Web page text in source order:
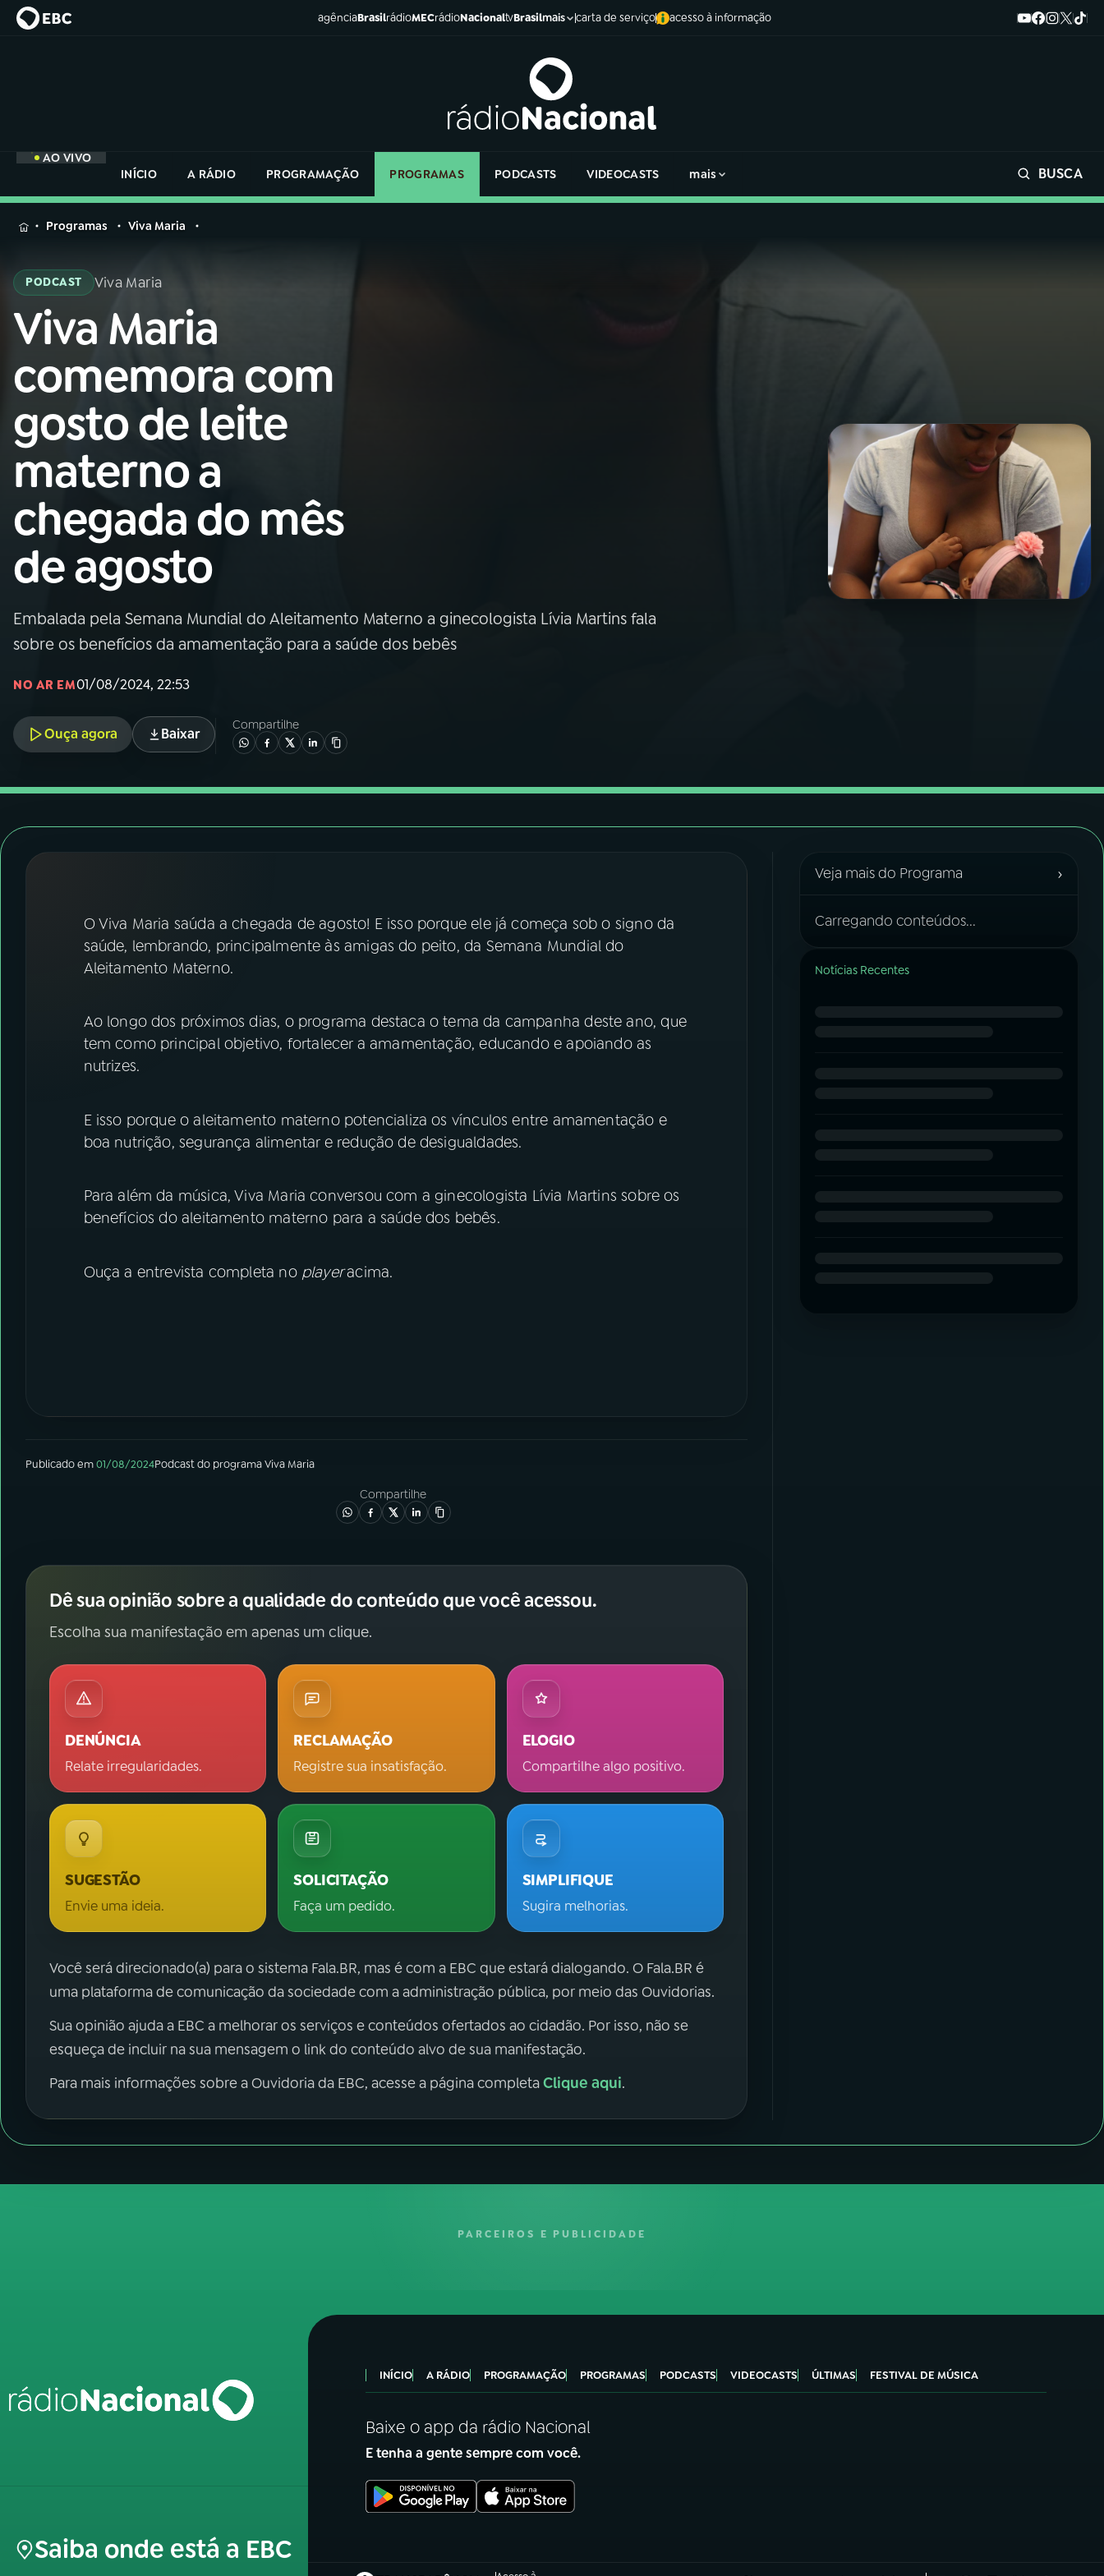
agênciaBrasilrádioMECrádioNacionaltvBrasilmais carta de serviço acesso à informação
AO VIVO
INÍCIO
A RÁDIO PROGRAMAÇÃO PROGRAMAS PODCASTS VIDEOCASTS mais BUSCA
MENU
Buscar
na
Rádio
Nacional
01 INÍCIO
02A RÁDIO
03PROGRAMAÇÃO
04PROGRAMAS
PODCASTS
06VIDEOCASTS
07ÚLTIMAS
08FESTIVAL DE MÚSICA
Instagram X
na
Rádio
Nacional
Programas Viva Maria
PODCAST Viva Maria
Viva Maria
comemora com
gosto de leite
materno a
chegada do mês
de agosto
Embalada pela Semana Mundial do Aleitamento Materno a ginecologista Lívia Martins fala
sobre os benefícios da amamentação para a saúde dos bebês
NO AR EM01/08/2024, 22:53
Ouça agora Baixar
Compartilhe
O Viva Maria saúda a chegada de agosto! E isso porque ele já começa sob o signo da
saúde, lembrando, principalmente às amigas do peito, da Semana Mundial do
Aleitamento Materno.
Ao longo dos próximos dias, o programa destaca o tema da campanha deste ano, que
tem como principal objetivo, fortalecer a amamentação, educando e apoiando as
nutrizes.
E isso porque o aleitamento materno potencializa os vínculos entre amamentação e
boa nutrição, segurança alimentar e redução de desigualdades.
Para além da música, Viva Maria conversou com a ginecologista Lívia Martins sobre os
benefícios do aleitamento materno para a saúde dos bebês.
Ouça a entrevista completa no playeracima.
Publicado em01/08/2024Podcastdo programaViva Maria
Compartilhe
Dê sua opinião sobre a qualidade do conteúdo que você acessou.
Escolha sua manifestação em apenas um clique.
DENÚNCIA
Relate irregularidades.
RECLAMAÇÃO
Registre sua insatisfação.
ELOGIO
Compartilhe algo positivo.
SUGESTÃO
Envie uma ideia.
SOLICITAÇÃO
Faça um pedido.
SIMPLIFIQUE
Sugira melhorias.
Você será direcionado(a) para o sistema Fala.BR, mas é com a EBC que estará dialogando. O Fala.BR é
uma plataforma de comunicação da sociedade com a administração pública, por meio das Ouvidorias.
Sua opinião ajuda a EBC a melhorar os serviços e conteúdos ofertados ao cidadão. Por isso, não se
esqueça de incluir na sua mensagem o link do conteúdo alvo de sua manifestação.
Para mais informações sobre a Ouvidoria da EBC, acesse a página completaClique aqui.
Veja mais do Programa ›
Carregando conteúdos...
Notícias Recentes
PARCEIROS E PUBLICIDADE
Saiba onde está a EBC
INÍCIO A RÁDIO PROGRAMAÇÃO PROGRAMAS PODCASTS VIDEOCASTS ÚLTIMAS FESTIVAL DE MÚSICA
Baixe o app da rádio Nacional
E tenha a gente sempre com você.